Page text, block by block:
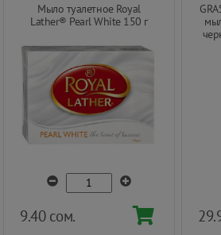
Мыло туалетное Royal
Lather® Pearl White 150 г
9.40 сом.